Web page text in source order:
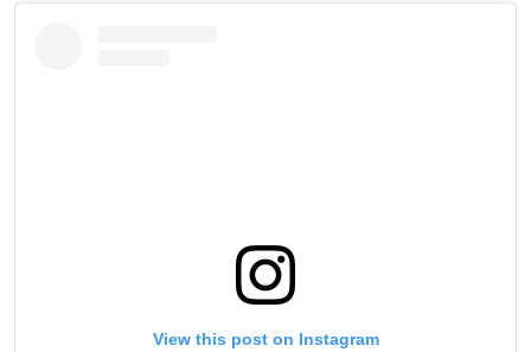
View this post on Instagram